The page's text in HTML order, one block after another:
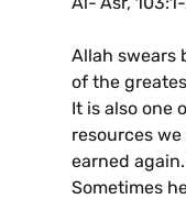
Allah swears
of the
It is also one
resources
earned
Sometimes